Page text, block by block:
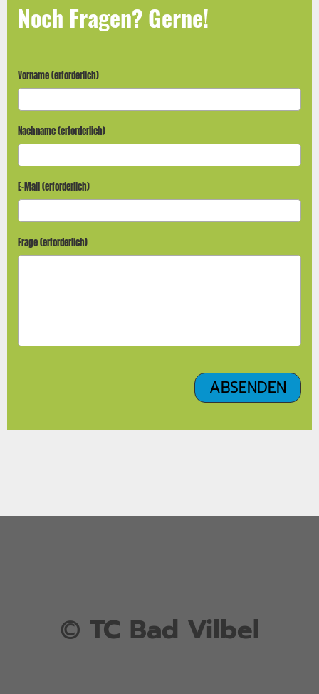
Noch Fragen? Gerne!
Vorname (erforderlich)
Nachname (erforderlich)
E-Mail (erforderlich)
Frage (erforderlich)
© TC Bad Vilbel